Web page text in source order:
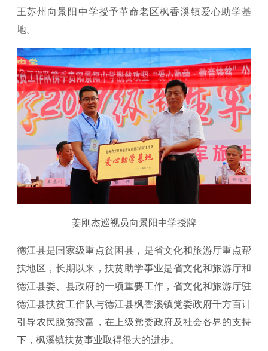
王苏州向景阳中学授予革命老区枫香溪镇爱心助学基
地。
姜刚杰巡视员向景阳中学授牌
德江县是国家级重点贫困县，是省文化和旅游厅重点帮
扶地区，长期以来，扶贫助学事业是省文化和旅游厅和
德江县委、县政府的一项重要工作，省文化和旅游厅驻
德江县扶贫工作队与德江县枫香溪镇党委政府千方百计
引导农民脱贫致富，在上级党委政府及社会各界的支持
下，枫溪镇扶贫事业取得很大的进步。